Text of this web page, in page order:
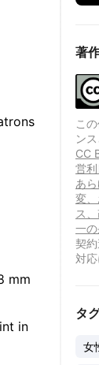
mm
in
著
こ
ン
CC
営
あ
変
ス
一
契
対応
タ
女